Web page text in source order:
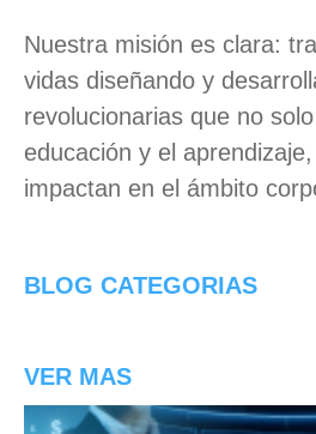
Nuestra misión es clara:
vidas diseñando y
revolucionarias que no
educación y el
impactan en el ámbito
BLOG CATEGORIAS
VER MAS